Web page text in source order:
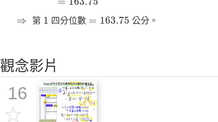
⇒
⇒ 第 1
1 四分位數 = 163.75
=163.75 公分。
觀念影片
16